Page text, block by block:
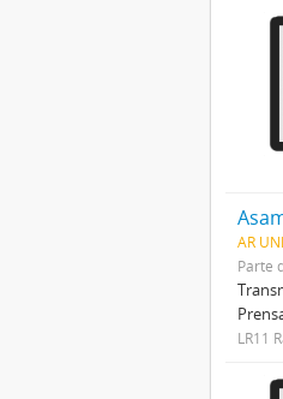
AR
Parte
LR11